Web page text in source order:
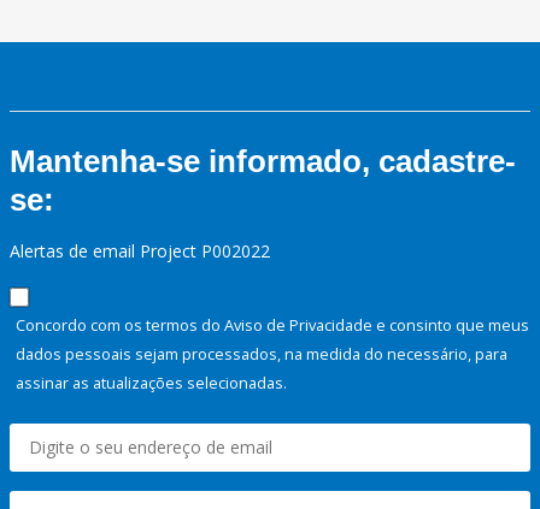
Mantenha-se informado, cadastre-
se:
Alertas de email Project P002022
Concordo com os termos do Aviso de Privacidade e consinto que meus
dados pessoais sejam processados, na medida do necessário, para
assinar as atualizações selecionadas.